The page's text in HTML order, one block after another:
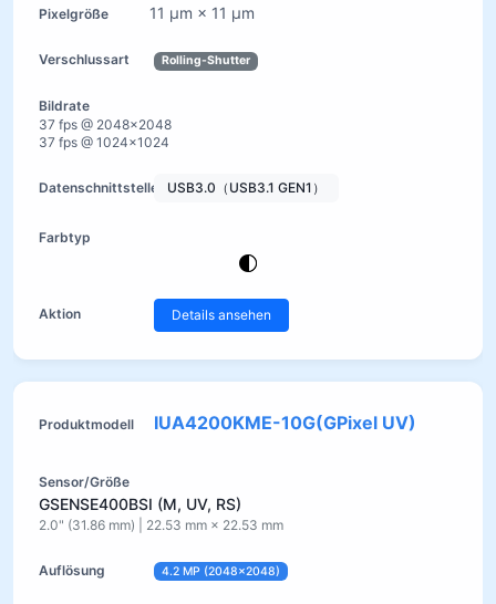
11 µm × 11 µm
Rolling-Shutter
37 fps @ 2048×2048
37 fps @ 1024×1024
USB3.0（USB3.1 GEN1）
Details ansehen
IUA4200KME-10G(GPixel UV)
GSENSE400BSI (M, UV, RS)
2.0" (31.86 mm) | 22.53 mm × 22.53 mm
4.2 MP (2048×2048)